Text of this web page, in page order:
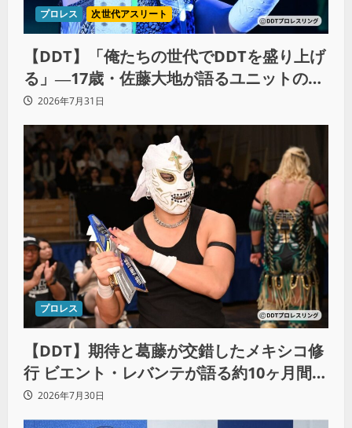
プロレス 次世代アスリート
【DDT】「俺たちの世代でDDTを盛り上げ
る」―17歳・佐藤大地が語るユニットの絆
とシングル王座への飽くなき野望
2026年7月31日
プロレス
【DDT】期待と葛藤が交錯したメキシコ修
行 ビエント・レバンテが語る約10ヶ月間の
苦悩「くすぶっている自分に腹を立ててい
る」
2026年7月30日